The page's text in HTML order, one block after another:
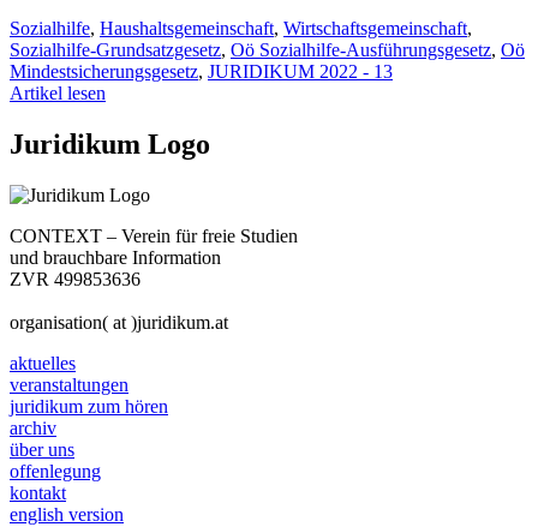
Sozialhilfe, Haushaltsgemeinschaft, Wirtschaftsgemeinschaft,
Sozialhilfe-Grundsatzgesetz, Oö Sozialhilfe-Ausführungsgesetz, Oö
Mindestsicherungsgesetz, JURIDIKUM 2022 - 13
Artikel lesen
Juridikum Logo
CONTEXT – Verein für freie Studien
und brauchbare Information
ZVR 499853636
organisation( at )juridikum.at
aktuelles
veranstaltungen
juridikum zum hören
archiv
über uns
offenlegung
kontakt
english version